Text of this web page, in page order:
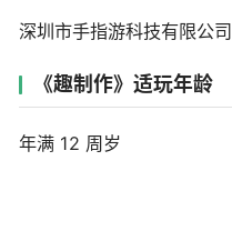
深圳市手指游科技有限公司
《趣制作》适玩年龄
年满 12 周岁